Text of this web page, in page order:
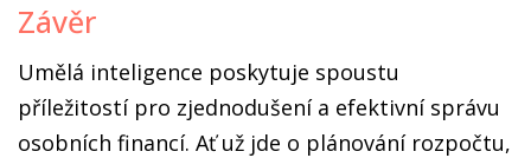
Závěr
Umělá inteligence poskytuje spoustu
příležitostí pro zjednodušení a efektivní správu
osobních financí. Ať už jde o plánování rozpočtu,